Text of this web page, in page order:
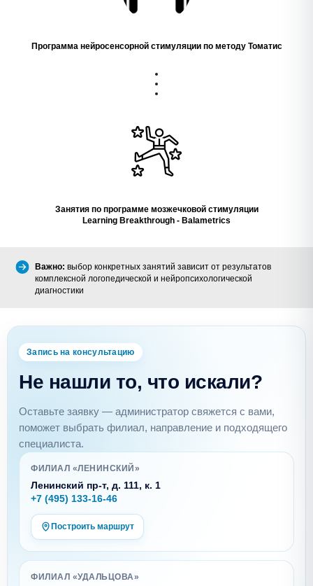
Программа нейросенсорной стимуляции по методу Томатис
Занятия по программе мозжечковой стимуляции
Learning Breakthrough - Balametrics
Важно: выбор конкретных занятий зависит от результатов
комплексной логопедической и нейропсихологической
диагностики
Запись на консультацию
Не нашли то, что искали?
Оставьте заявку — администратор свяжется с вами,
поможет выбрать филиал, направление и подходящего
специалиста.
ФИЛИАЛ «ЛЕНИНСКИЙ»
Ленинский пр-т, д. 111, к. 1
+7 (495) 133-16-46
Построить маршрут
ФИЛИАЛ «УДАЛЬЦОВА»